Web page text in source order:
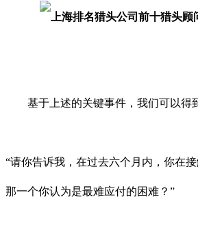
基于上述的关键事件，我们可以得
“请你告诉我，在过去六个月内，你在
那一个你认为是最难应付的困难？”